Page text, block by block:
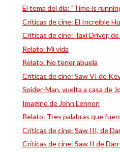
El tema del día: "Time is
Críticas de cine: El Increíble
Críticas de cine: Taxi Driver,
Relato: Mi vida
Relato: No tener abuela
Críticas de cine: Saw VI de
Spider-Man, vuelta a casa de
Imagine de John Lennon
Relato: Tres palabras que
Críticas de cine: Saw III, de
Críticas de cine: Saw II de